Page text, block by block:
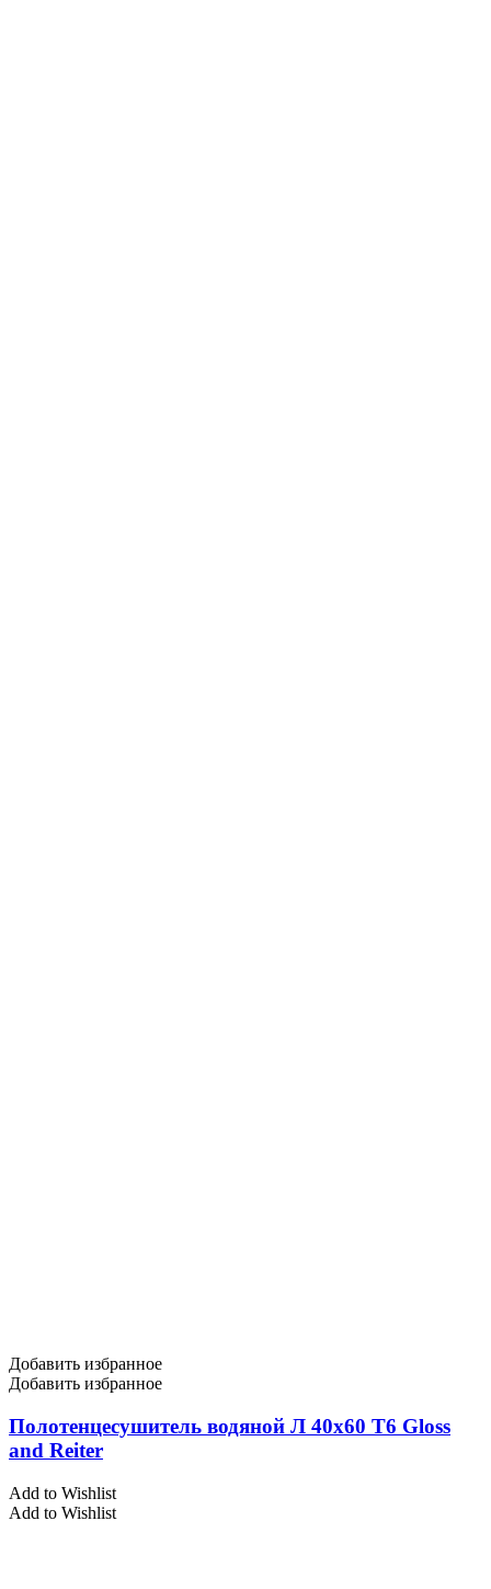
Добавить избранное
Добавить избранное
Полотенцесушитель водяной Л 40х60 Т6 Gloss
and Reiter
Add to Wishlist
Add to Wishlist